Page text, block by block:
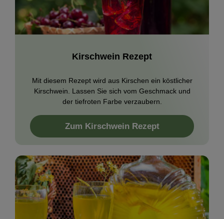
Kirschwein Rezept
Mit diesem Rezept wird aus Kirschen ein köstlicher
Kirschwein. Lassen Sie sich vom Geschmack und
der tiefroten Farbe verzaubern.
Zum Kirschwein Rezept